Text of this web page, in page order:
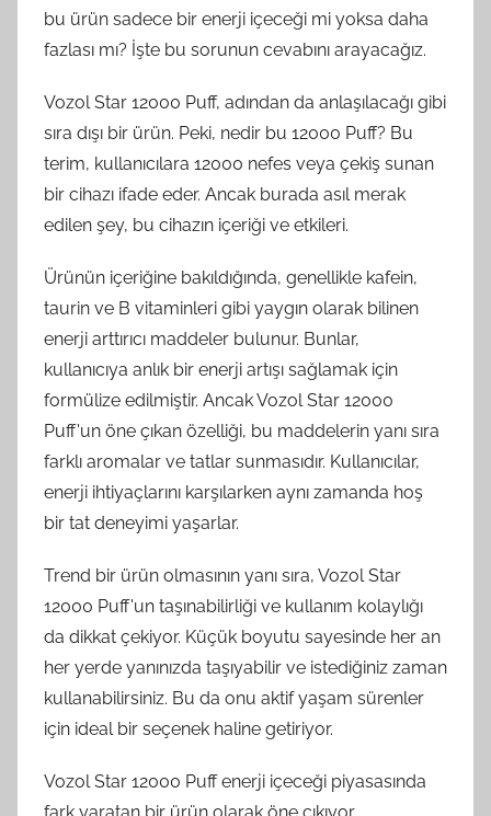
bu ürün sadece bir enerji içeceği mi yoksa daha
fazlası mı? İşte bu sorunun cevabını arayacağız.
Vozol Star 12000 Puff, adından da anlaşılacağı gibi
sıra dışı bir ürün. Peki, nedir bu 12000 Puff? Bu
terim, kullanıcılara 12000 nefes veya çekiş sunan
bir cihazı ifade eder. Ancak burada asıl merak
edilen şey, bu cihazın içeriği ve etkileri.
Ürünün içeriğine bakıldığında, genellikle kafein,
taurin ve B vitaminleri gibi yaygın olarak bilinen
enerji arttırıcı maddeler bulunur. Bunlar,
kullanıcıya anlık bir enerji artışı sağlamak için
formülize edilmiştir. Ancak Vozol Star 12000
Puff'un öne çıkan özelliği, bu maddelerin yanı sıra
farklı aromalar ve tatlar sunmasıdır. Kullanıcılar,
enerji ihtiyaçlarını karşılarken aynı zamanda hoş
bir tat deneyimi yaşarlar.
Trend bir ürün olmasının yanı sıra, Vozol Star
12000 Puff'un taşınabilirliği ve kullanım kolaylığı
da dikkat çekiyor. Küçük boyutu sayesinde her an
her yerde yanınızda taşıyabilir ve istediğiniz zaman
kullanabilirsiniz. Bu da onu aktif yaşam sürenler
için ideal bir seçenek haline getiriyor.
Vozol Star 12000 Puff enerji içeceği piyasasında